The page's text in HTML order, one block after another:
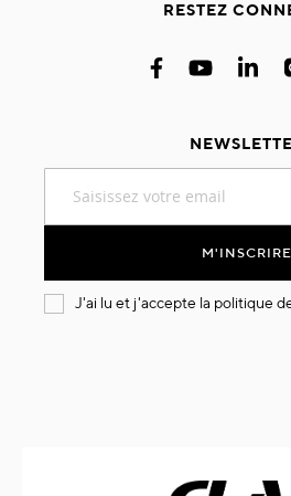
RESTEZ
notre
M'INSCRIRE
J'ai lu et j'accepte la politique